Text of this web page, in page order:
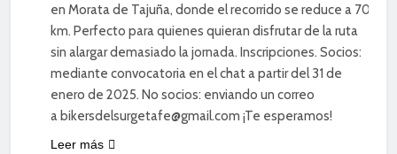
en Morata de Tajuña, donde el recorrido se reduce a 70
km. Perfecto para quienes quieran disfrutar de la ruta
sin alargar demasiado la jornada. Inscripciones. Socios:
mediante convocatoria en el chat a partir del 31 de
enero de 2025. No socios: enviando un correo
a bikersdelsurgetafe@gmail.com ¡Te esperamos!
Leer más